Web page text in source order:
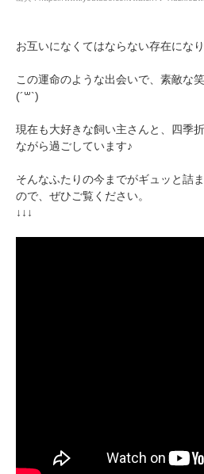
お互いになくてはならない存在にな
この運命のような出会いで、素敵な
(´꒳`)
現在も大好きな飼い主さんと、四季
ながら過ごしています♪
そんなふたりの今までがギュッと詰
ので、ぜひご覧ください。
↓↓↓